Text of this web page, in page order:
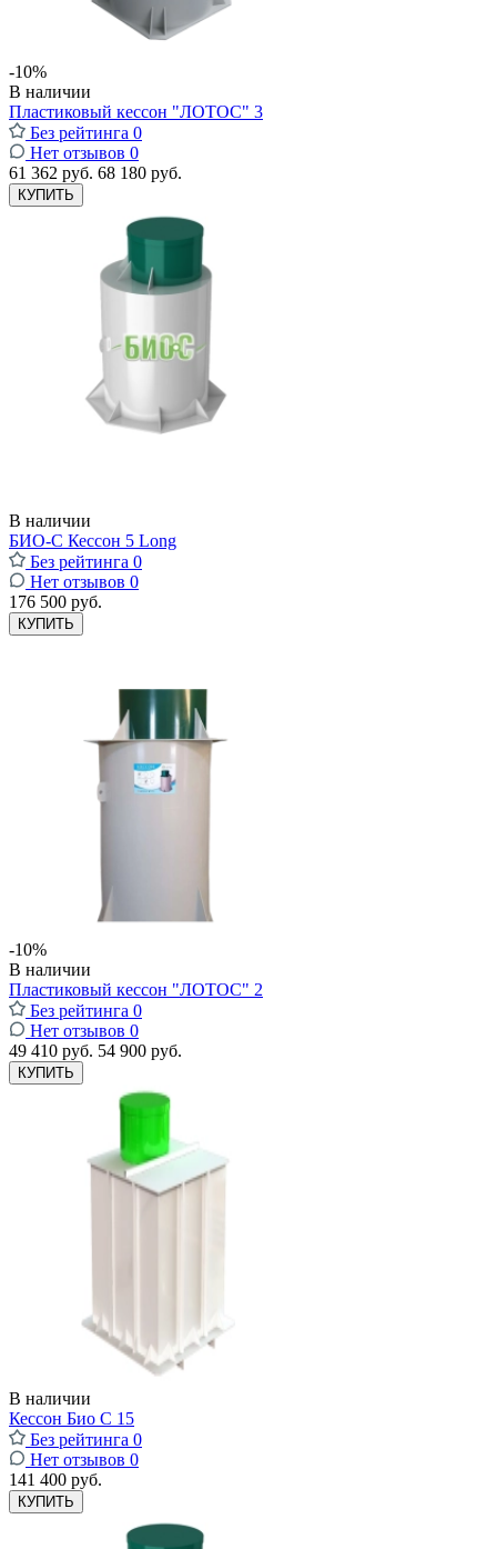
-10%
В наличии
Пластиковый кессон "ЛОТОС" 3
Без рейтинга 0
Нет отзывов 0
61 362 руб. 68 180 руб.
КУПИТЬ
В наличии
БИО-С Кессон 5 Long
Без рейтинга 0
Нет отзывов 0
176 500 руб.
КУПИТЬ
-10%
В наличии
Пластиковый кессон "ЛОТОС" 2
Без рейтинга 0
Нет отзывов 0
49 410 руб. 54 900 руб.
КУПИТЬ
В наличии
Кессон Био С 15
Без рейтинга 0
Нет отзывов 0
141 400 руб.
КУПИТЬ